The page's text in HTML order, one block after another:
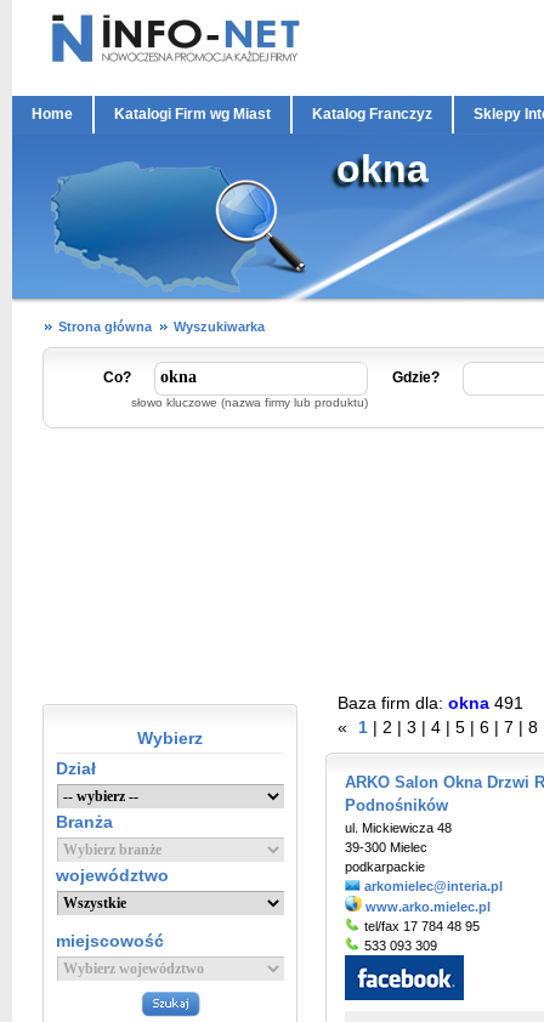
Home Katalogi Firm wg Miast Katalog Franczyz Sklepy
okna
Strona główna Wyszukiwarka
Co?
słowo kluczowe (nazwa firmy lub produktu)
Gdzie?
Wybierz
Dział
Branża
województwo
miejscowość
Baza firm dla: okna 491
«
1 2 3 4 5 6 7 8
ARKO Salon Okna Drzwi
Podnośników
ul. Mickiewicza 48
39-300 Mielec
podkarpackie
arkomielec@interia.pl
www.arko.mielec.pl
tel/fax 17 784 48 95
533 093 309